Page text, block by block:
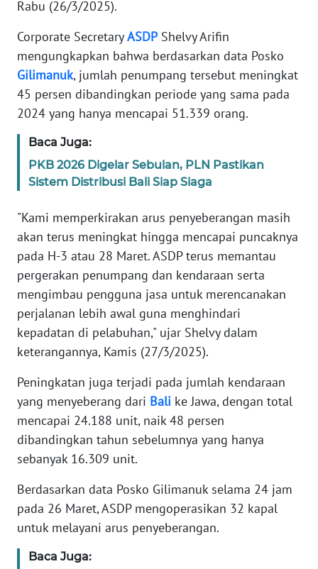
Rabu (26/3/2025).
Corporate SecretaryASDPShelvy Arifin
mengungkapkan bahwa berdasarkan data Posko
Gilimanuk, jumlah penumpang tersebut meningkat
45 persen dibandingkan periode yang sama pada
2024 yang hanya mencapai 51.339 orang.
Baca Juga:
PKB 2026 Digelar Sebulan, PLN Pastikan
Sistem Distribusi Bali Siap Siaga
"Kami memperkirakan arus penyeberangan masih
akan terus meningkat hingga mencapai puncaknya
pada H-3 atau 28 Maret. ASDP terus memantau
pergerakan penumpang dan kendaraan serta
mengimbau pengguna jasa untuk merencanakan
perjalanan lebih awal guna menghindari
kepadatan di pelabuhan," ujar Shelvy dalam
keterangannya, Kamis (27/3/2025).
Peningkatan juga terjadi pada jumlah kendaraan
yang menyeberang dari Bali ke Jawa, dengan total
mencapai 24.188 unit, naik 48 persen
dibandingkan tahun sebelumnya yang hanya
sebanyak 16.309 unit.
Berdasarkan data Posko Gilimanuk selama 24 jam
pada 26 Maret, ASDP mengoperasikan 32 kapal
untuk melayani arus penyeberangan.
Baca Juga:
News
Regional
WN
SUMUT
JAKARTA
WN
WN
BANTEN
WN
NTT
KEPRI
WN
PAPUA
PAPUA
WN
RIAU